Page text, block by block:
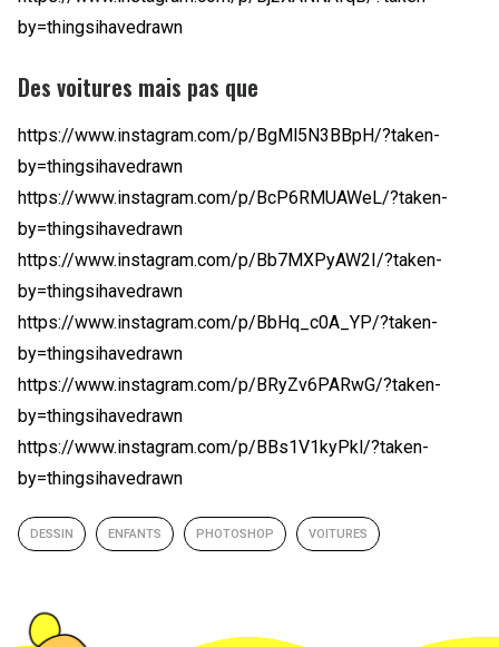
by=thingsihavedrawn
Des voitures mais pas que
https://www.instagram.com/p/BgMl5N3BBpH/?taken-
by=thingsihavedrawn
https://www.instagram.com/p/BcP6RMUAWeL/?taken-
by=thingsihavedrawn
https://www.instagram.com/p/Bb7MXPyAW2I/?taken-
by=thingsihavedrawn
https://www.instagram.com/p/BbHq_c0A_YP/?taken-
by=thingsihavedrawn
https://www.instagram.com/p/BRyZv6PARwG/?taken-
by=thingsihavedrawn
https://www.instagram.com/p/BBs1V1kyPkl/?taken-
by=thingsihavedrawn
DESSIN ENFANTS PHOTOSHOP VOITURES